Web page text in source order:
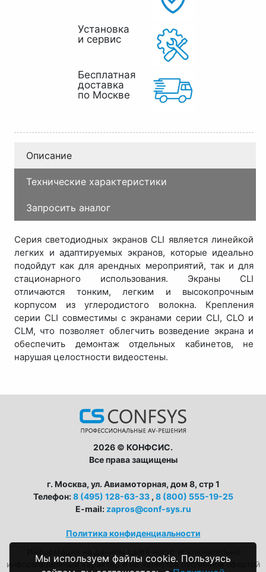
Установка
и сервис
Бесплатная
доставка
по Москве
Описание
Технические характеристики
Запросить аналог
Серия светодиодных экранов CLI является линейкой
легких и адаптируемых экранов, которые идеально
подойдут как для арендных мероприятий, так и для
стационарного использования. Экраны CLI
отличаются тонким, легким и высокопрочным
корпусом из углеродистого волокна. Крепления
серии CLI совместимы с экранами серии CLI, CLO и
CLM, что позволяет облегчить возведение экрана и
обеспечить демонтаж отдельных кабинетов, не
нарушая целостности видеостены.
2026 © КОНФСИС.
Все права защищены
г. Москва, ул. Авиамоторная, дом 8, стр 1
Телефон:8 (495) 128-63-33 , 8 (800) 555-19-25
E-mail: zapros@conf-sys.ru
Политика конфиденциальности
информационный характер и не является публичной офертой
Мы используем файлы cookie. Пользуясь